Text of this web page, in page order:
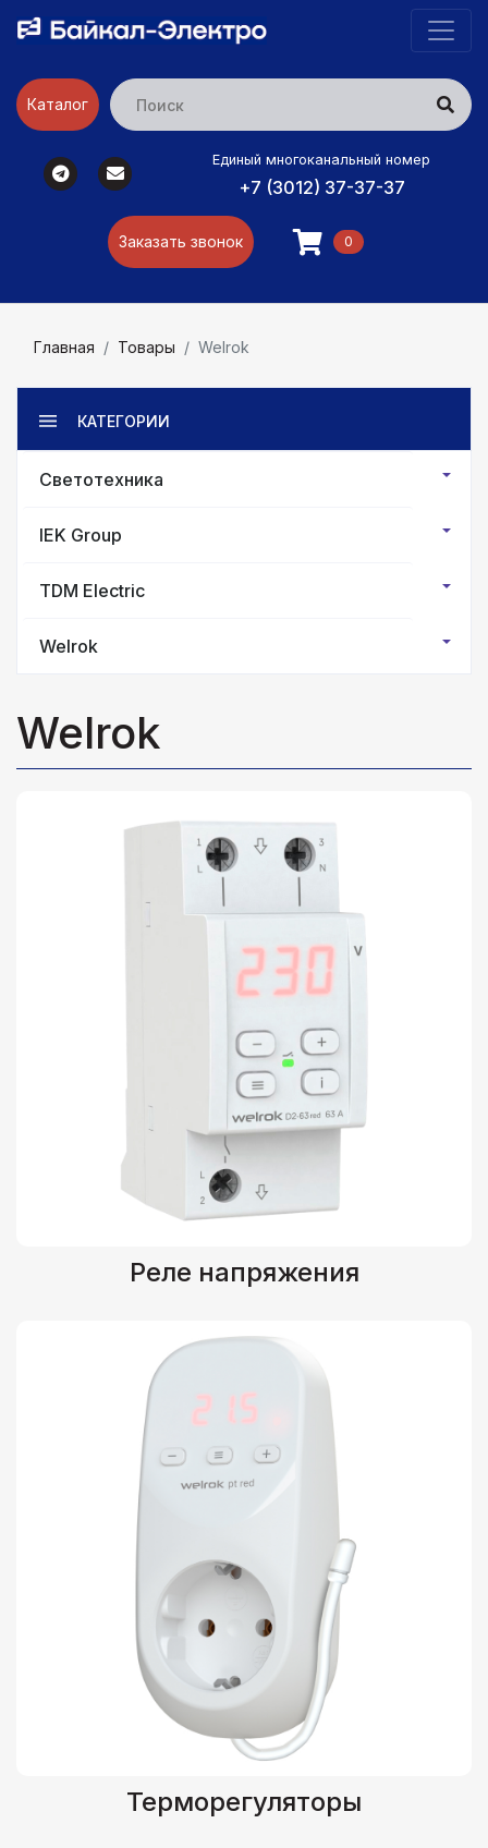
Каталог
Единый многоканальный номер
+7 (3012) 37-37-37
Заказать звонок 0
Главная Товары Welrok
КАТЕГОРИИ
Светотехника
IEK Group
TDM Electric
Welrok
Welrok
Реле напряжения
Терморегуляторы